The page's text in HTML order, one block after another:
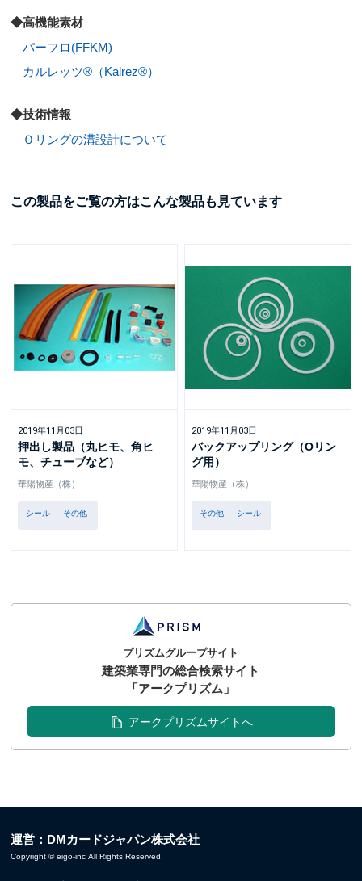
◆高機能素材
パーフロ(FFKM)
カルレッツ®（Kalrez®）
◆技術情報
Ｏリングの溝設計について
この製品をご覧の方はこんな製品も見ています
2019年11月03日
押出し製品（丸ヒモ、角ヒ
モ、チューブなど）
華陽物産（株）
シール その他
2019年11月03日
バックアップリング（Oリン
グ用）
華陽物産（株）
その他 シール
プリズムグループサイト
建築業専門の総合検索サイト
「アークプリズム」
アークプリズムサイトへ
運営：DMカードジャパン株式会社
Copyright © eigo-inc All Rights Reserved.